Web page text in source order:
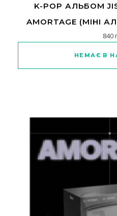
K-POP АЛЬБОМ
AMORTAGE (МІНІ
840
НЕМАЄ В